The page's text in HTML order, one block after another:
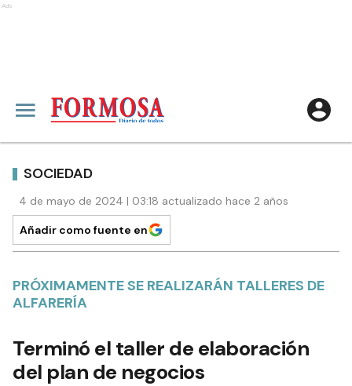
Ads
SOCIEDAD
4 de mayo de 2024 | 03:18 actualizado hace 2 años
Añadir como fuente en
PRÓXIMAMENTE SE REALIZARÁN TALLERES DE
ALFARERÍA
Terminó el taller de elaboración
del plan de negocios